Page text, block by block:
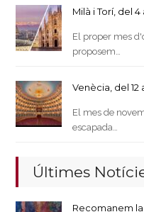
Milà i Torí, del
El proper mes
proposem…
Venècia, del 12
El mes de
escapada…
Últimes
Recomanem